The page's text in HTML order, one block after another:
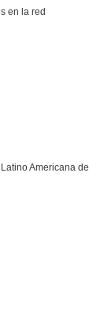
en la red
Americana de